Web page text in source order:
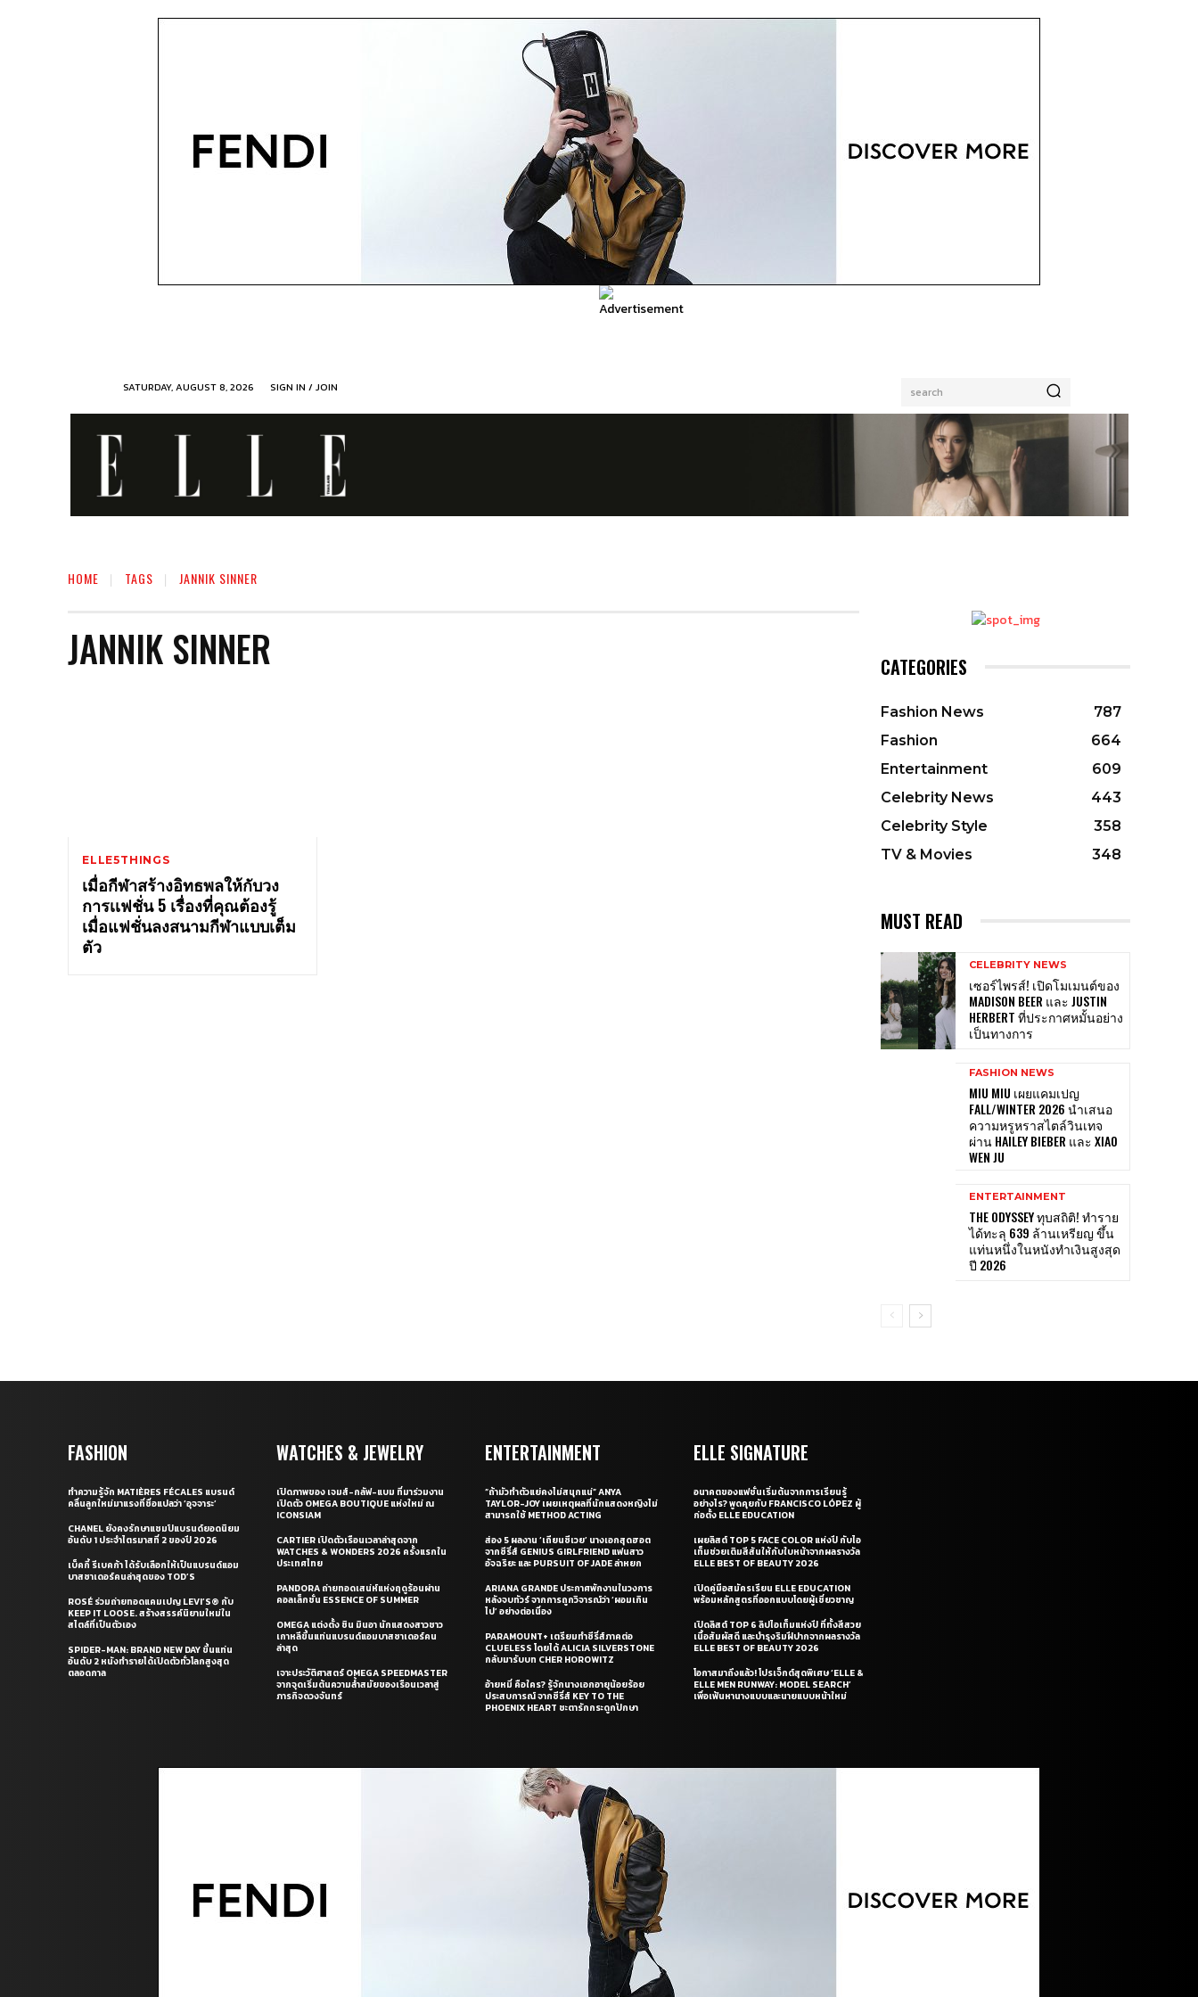
SATURDAY, AUGUST 8, 2026 search
SIGN IN / JOIN
HOME TAGS JANNIK SINNER
JANNIK SINNER
ELLE5THINGS
เมื่อกีฬาสร้างอิทธพลให้กับวง
การเเฟชั่น 5 เรื่องที่คุณต้องรู้
เมื่อแฟชั่นลงสนามกีฬาแบบเต็ม
ตัว
CATEGORIES
Fashion News
787
Fashion
664
Entertainment
609
Celebrity News
443
Celebrity Style
358
TV & Movies
348
MUST READ
CELEBRITY NEWS
เซอร์ไพรส์! เปิดโมเมนต์ของ
MADISON BEER และ JUSTIN
HERBERT ที่ประกาศหมั้นอย่าง
เป็นทางการ
FASHION NEWS
MIU MIU เผยแคมเปญ
FALL/WINTER 2026 นำเสนอ
ความหรูหราสไตล์วินเทจ
ผ่าน HAILEY BIEBER และ XIAO
WEN JU
ENTERTAINMENT
THE ODYSSEY ทุบสถิติ! ทำราย
ได้ทะลุ 639 ล้านเหรียญ ขึ้น
แท่นหนึ่งในหนังทำเงินสูงสุด
ปี 2026
FASHION
ทำความรู้จัก MATIÈRES FÉCALES แบรนด์
คลื่นลูกใหม่มาแรงที่ชื่อแปลว่า ‘อุจจาระ’
CHANEL ยังคงรักษาแชมป์แบรนด์ยอดนิยม
อันดับ 1 ประจำไตรมาสที่ 2 ของปี 2026
เบ็คกี้ รีเบคก้า ได้รับเลือกให้เป็นแบรนด์แอม
บาสซาเดอร์คนล่าสุดของ TOD’S
ROSÉ ร่วมถ่ายทอดแคมเปญ LEVI’S® กับ
KEEP IT LOOSE. สร้างสรรค์นิยามใหม่ใน
สไตล์ที่เป็นตัวเอง
SPIDER-MAN: BRAND NEW DAY ขึ้นแท่น
อันดับ 2 หนังทำรายได้เปิดตัวทั่วโลกสูงสุด
ตลอดกาล
WATCHES & JEWELRY
เปิดภาพของ เจมส์-กลัฟ-แบม ที่มาร่วมงาน
เปิดตัว OMEGA BOUTIQUE แห่งใหม่ ณ
ICONSIAM
CARTIER เปิดตัวเรือนเวลาล่าสุดจาก
WATCHES & WONDERS 2026 ครั้งแรกใน
ประเทศไทย
PANDORA ถ่ายทอดเสน่ห์แห่งฤดูร้อนผ่าน
คอลเล็กชั่น ESSENCE OF SUMMER
OMEGA แต่งตั้ง ชิน มินอา นักแสดงสาวชาว
เกาหลีขึ้นแท่นแบรนด์แอมบาสซาเดอร์คน
ล่าสุด
เจาะประวัติศาสตร์ OMEGA SPEEDMASTER
จากจุดเริ่มต้นความล้ำสมัยของเรือนเวลาสู่
ภารกิจดวงจันทร์
ENTERTAINMENT
“ถ้ามัวทำตัวแย่คงไม่สนุกแน่” ANYA
TAYLOR-JOY เผยเหตุผลที่นักแสดงหญิงไม่
สามารถใช้ METHOD ACTING
ส่อง 5 ผลงาน ‘เถียนซีเวย’ นางเอกสุดฮอต
จากซีรี่ส์ GENIUS GIRLFRIEND แฟนสาว
อัจฉริยะ และ PURSUIT OF JADE ล่าหยก
ARIANA GRANDE ประกาศพักงานในวงการ
หลังจบทัวร์ จากการถูกวิจารณ์ว่า ‘ผอมเกิน
ไป’ อย่างต่อเนื่อง
PARAMOUNT+ เตรียมทำซีรี่ส์ภาคต่อ
CLUELESS โดยได้ ALICIA SILVERSTONE
กลับมารับบท CHER HOROWITZ
อ้ายหมี่ คือใคร? รู้จักนางเอกอายุน้อยร้อย
ประสบการณ์ จากซีรี่ส์ KEY TO THE
PHOENIX HEART ชะตารักกระดูกปักษา
ELLE SIGNATURE
อนาคตของแฟชั่นเริ่มต้นจากการเรียนรู้
อย่างไร? พูดคุยกับ FRANCISCO LÓPEZ ผู้
ก่อตั้ง ELLE EDUCATION
เผยลิสต์ TOP 5 FACE COLOR แห่งปี กับไอ
เท็มช่วยเติมสีสันให้กับใบหน้าจากผลรางวัล
ELLE BEST OF BEAUTY 2026
เปิดคู่มือสมัครเรียน ELLE EDUCATION
พร้อมหลักสูตรที่ออกแบบโดยผู้เชี่ยวชาญ
เปิดลิสต์ TOP 6 ลิปไอเท็มแห่งปี ที่ทั้งสีสวย
เนื้อสัมผัสดี และบำรุงริมฝีปากจากผลรางวัล
ELLE BEST OF BEAUTY 2026
โอกาสมาถึงแล้ว! โปรเจ็กต์สุดพิเศษ ‘ELLE &
ELLE MEN RUNWAY: MODEL SEARCH’
เพื่อเฟ้นหานางแบบและนายแบบหน้าใหม่